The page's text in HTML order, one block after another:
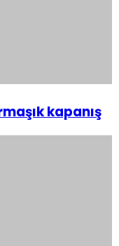
kapanış